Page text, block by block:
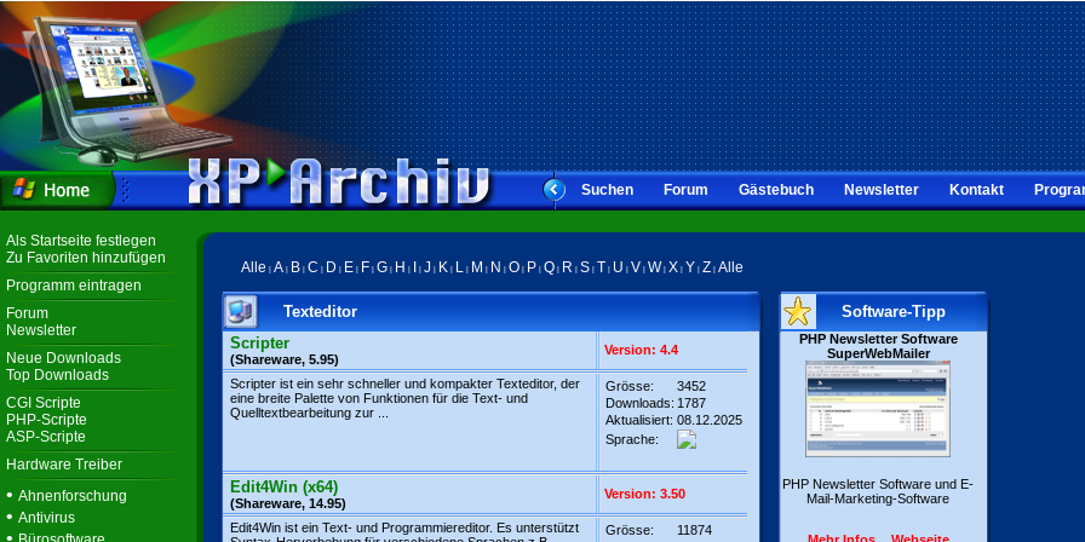
Suchen Forum Gästebuch Newsletter Kontakt
Als Startseite festlegen
Zu Favoriten hinzufügen
Programm eintragen
Forum
Newsletter
Neue Downloads
Top Downloads
CGI Scripte
PHP-Scripte
ASP-Scripte
Hardware Treiber
• Ahnenforschung
• Antivirus
•
Alle A B C D E F G H J K L M N O P Q R S T U V W X Y Z Alle
Texteditor
Scripter
(Shareware, 5.95)
Version: 4.4
Scripter ist ein sehr schneller und kompakter Texteditor, der
eine breite Palette von Funktionen für die Text- und
Quelltextbearbeitung zur ...
Grösse:
3452
Downloads: 1787
Aktualisiert: 08.12.2025
Sprache:
Edit4Win (x64)
(Shareware, 14.95)
Version: 3.50
Edit4Win ist ein Text- und Programmiereditor. Es unterstützt
Grösse:
11874
Software-Tipp
PHP Newsletter Software
SuperWebMailer
PHP Newsletter Software und E-
Mail-Marketing-Software